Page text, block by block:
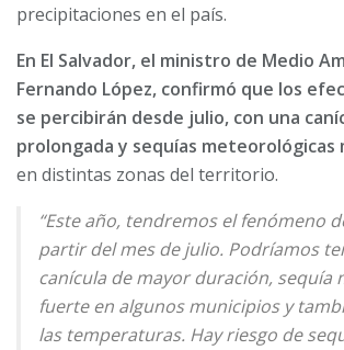
precipitaciones en el país.
En El Salvador, el ministro de Medio
Fernando López, confirmó que los
se percibirán desde julio, con una
prolongada y sequías meteorológicas
en distintas zonas del territorio.
“Este año, tendremos el fenómeno
partir del mes de julio. Podríamos
canícula de mayor duración, sequía
fuerte en algunos municipios y
las temperaturas. Hay riesgo de